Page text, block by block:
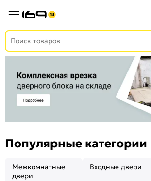
Популярные категории
Межкомнатные
двери
Входные двери